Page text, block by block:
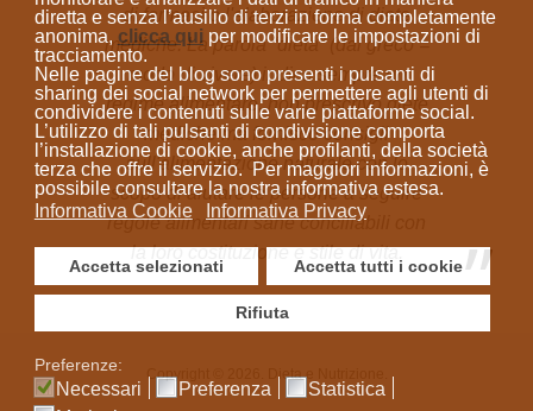
diretta e senza l’ausilio di terzi in forma completamente
anonima, clicca quiper modificare le impostazioni di
tracciamento.
Nelle pagine del blog sono presenti i pulsanti di
sharing dei social network per permettere agli utenti di
condividere i contenuti sulle varie piattaforme social.
L’utilizzo di tali pulsanti di condivisione comporta
l’installazione di cookie, anche profilanti, della società
terza che offre il servizio. Per maggiori informazioni, è
possibile consultare la nostra informativa estesa.
Informativa Cookie
Informativa Privacy
Accetta selezionati Accetta tutti i cookie
Rifiuta
Preferenze:
Necessari Preferenza
Statistica
di farmaci o l'elaborazione di diete
mediche. La parola “dieta” (dal greco =
modo di vivere)indica sempre un
regime alimentare; non prescrivo diete
mediche ma fornisco consigli
sull'alimentazione naturale con lo
scopo di aiutare le persone a seguire
regole alimentari sane conciliabili con
la loro costituzione e stile di vita.
Copyright © 2026. Dieta e Nutrizione.